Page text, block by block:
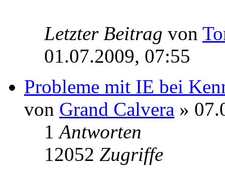
Letzter Beitrag von
01.07.2009, 07:55
Probleme mit IE bei
von Grand Calvera »
1Antworten
12052 Zugriffe